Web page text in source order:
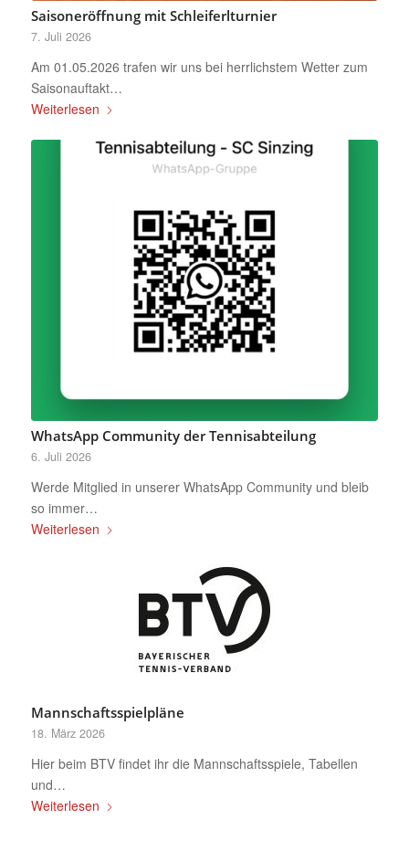
Saisoneröffnung mit Schleiferlturnier
7. Juli 2026
Am 01.05.2026 trafen wir uns bei herrlichstem Wetter zum
Saisonauftakt…
Weiterlesen
WhatsApp Community der Tennisabteilung
6. Juli 2026
Werde Mitglied in unserer WhatsApp Community und bleib
so immer…
Weiterlesen
Mannschaftsspielpläne
18. März 2026
Hier beim BTV findet ihr die Mannschaftsspiele, Tabellen
und…
Weiterlesen